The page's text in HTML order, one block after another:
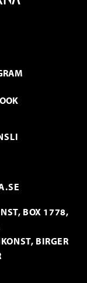
BOX 1778,
BIRGER